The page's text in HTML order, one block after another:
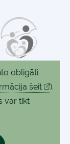
obligāti
šeit
).
var tikt